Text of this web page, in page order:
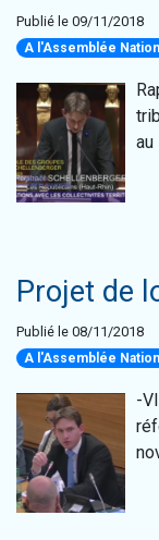
Publié le 09/11/2018
A l'Assemblée
au
Projet de
Publié le 08/11/2018
A l'Assemblée
-